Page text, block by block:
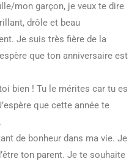
mon garçon, je veux te dire
drôle et beau
Je suis très fière de la
que ton anniversaire est
bien ! Tu le mérites car tu es
que cette année te
de bonheur dans ma vie. Je
ton parent. Je te souhaite